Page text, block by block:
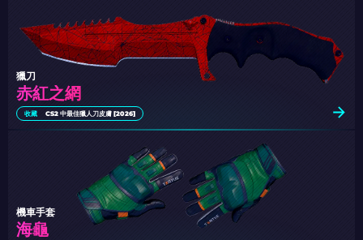
赤紅之網
獵刀
收藏 CS2 中最佳獵人刀皮膚 [2026]
海龜
機車手套